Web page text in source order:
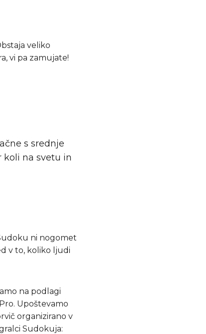
veliko
vi pa zamujate!
s srednje
koli na svetu in
ni nogomet
v to, koliko ljudi
na podlagi
Upoštevamo
organizirano v
Sudokuja: